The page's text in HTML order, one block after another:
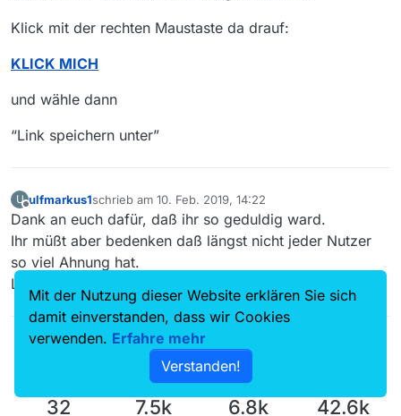
Klick mit der rechten Maustaste da drauf:
KLICK MICH
und wähle dann
“Link speichern unter”
U
Offline
ulfmarkus1schrieb am 10. Feb. 2019, 14:22
zuletzt editiert von
Dank an euch dafür, daß ihr so geduldig ward.
Ihr müßt aber bedenken daß längst nicht jeder Nutzer
so viel Ahnung hat.
Laien eben, wie ich eben…
32 7.5k 6.8k 42.6k
Mit der Nutzung dieser Website erklären Sie sich
damit einverstanden, dass wir Cookies
verwenden. Erfahre mehr
Verstanden!